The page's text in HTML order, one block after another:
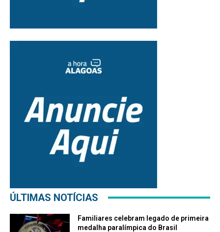
ÚLTIMAS NOTÍCIAS
Familiares celebram legado de primeira
medalha paralímpica do Brasil